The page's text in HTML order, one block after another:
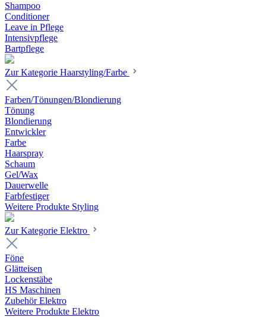
Shampoo
Conditioner
Leave in Pflege
Intensivpflege
Bartpflege
Zur Kategorie Haarstyling/Farbe
Farben/Tönungen/Blondierung
Tönung
Blondierung
Entwickler
Farbe
Haarspray
Schaum
Gel/Wax
Dauerwelle
Farbfestiger
Weitere Produkte Styling
Zur Kategorie Elektro
Föne
Glätteisen
Lockenstäbe
HS Maschinen
Zubehör Elektro
Weitere Produkte Elektro